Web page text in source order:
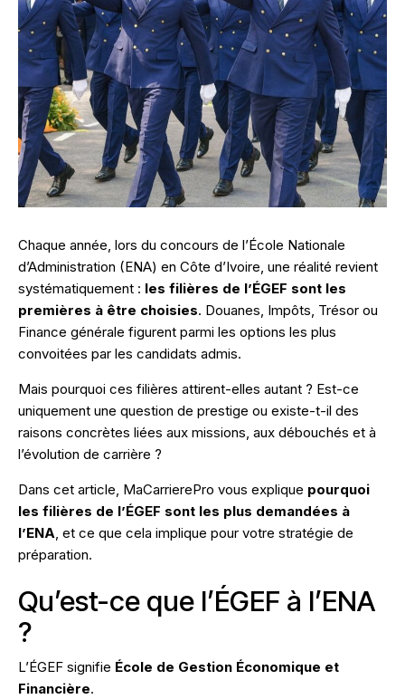
Chaque année, lors du concours de l’École Nationale
d’Administration (ENA) en Côte d’Ivoire, une réalité revient
systématiquement : les filières de l’ÉGEF sont les
premières à être choisies. Douanes, Impôts, Trésor ou
Finance générale figurent parmi les options les plus
convoitées par les candidats admis.
Mais pourquoi ces filières attirent-elles autant ? Est-ce
uniquement une question de prestige ou existe-t-il des
raisons concrètes liées aux missions, aux débouchés et à
l’évolution de carrière ?
Dans cet article, MaCarrierePro vous explique pourquoi
les filières de l’ÉGEF sont les plus demandées à
l’ENA , et ce que cela implique pour votre stratégie de
préparation.
Qu’est-ce que l’ÉGEF à l’ENA
?
L’ÉGEF signifie École de Gestion Économique et
Financière.